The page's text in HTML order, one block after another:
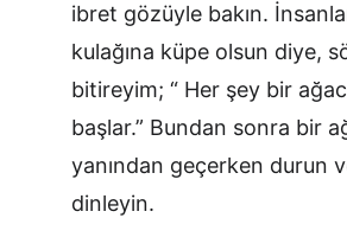
ibret gözüyle bakın.
kulağına küpe olsun diye,
bitireyim; “ Her şey bir
başlar.” Bundan sonra bir
yanından geçerken durun
dinleyin.